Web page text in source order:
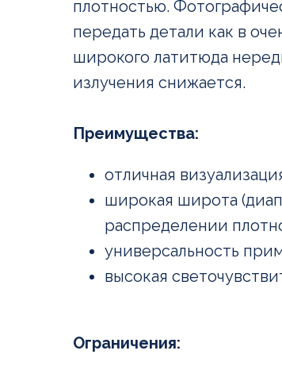
плотностью.
передать детали как в
широкого латитюда
излучения снижается.
Преимущества:
отличная
широкая широта
распределении
универсальность
высокая
Ограничения: